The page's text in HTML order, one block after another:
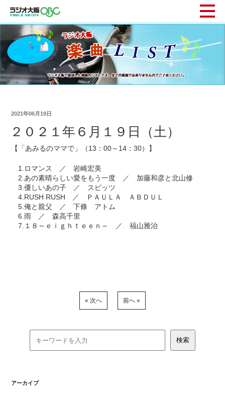
2021年06月19日
２０２１年６月１９日（土）
【「あみるのママで」（13：00～14：30）】
1.ロマンス ／ 岩崎宏美
2.あの素晴らしい愛をもう一度 ／ 加藤和彦と北山修
3.優しいあの子 ／ スピッツ
4.RUSH RUSH ／ ＰＡＵＬＡ ＡＢＤＵＬ
5.俺と親父 ／ 下條 アトム
6.雨 ／ 森高千里
7.１８～ｅｉｇｈｔｅｅｎ～ ／ 福山雅治
« 次へ 前へ »
アーカイブ